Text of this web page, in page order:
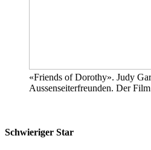
«Friends of Dorothy». Judy
Aussenseiterfreunden. Der
Schwieriger Star